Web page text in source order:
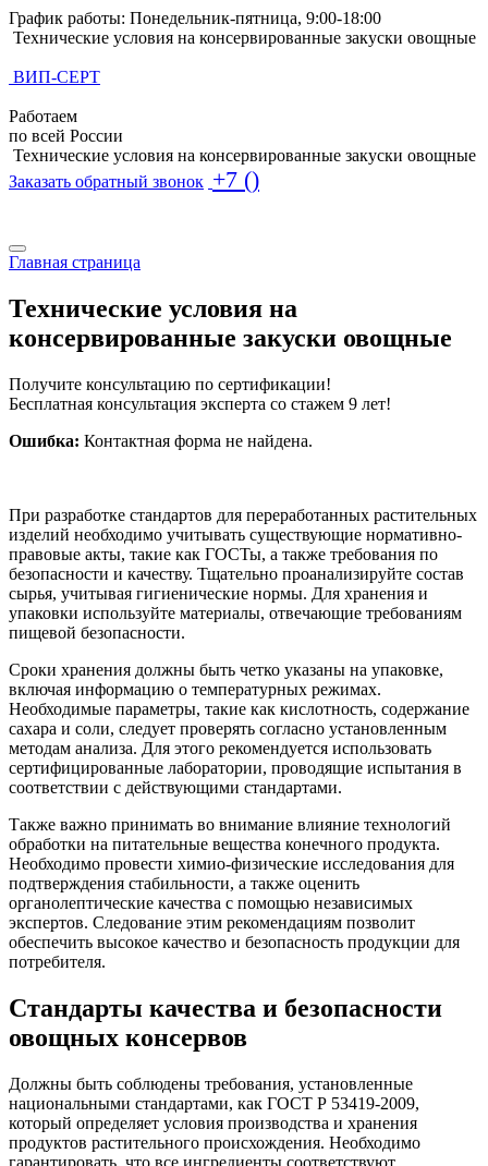
График работы: Понедельник-пятница, 9:00-18:00
Технические условия на консервированные закуски овощные
ВИП-СЕРТ
Работаем
по всей России
Технические условия на консервированные закуски овощные
Заказать обратный звонок +7 ()
Главная страница
Технические условия на
консервированные закуски овощные
Получите консультацию по сертификации!
Бесплатная консультация эксперта со стажем 9 лет!
Ошибка: Контактная форма не найдена.
При разработке стандартов для переработанных растительных
изделий необходимо учитывать существующие нормативно-
правовые акты, такие как ГОСТы, а также требования по
безопасности и качеству. Тщательно проанализируйте состав
сырья, учитывая гигиенические нормы. Для хранения и
упаковки используйте материалы, отвечающие требованиям
пищевой безопасности.
Сроки хранения должны быть четко указаны на упаковке,
включая информацию о температурных режимах.
Необходимые параметры, такие как кислотность, содержание
сахара и соли, следует проверять согласно установленным
методам анализа. Для этого рекомендуется использовать
сертифицированные лаборатории, проводящие испытания в
соответствии с действующими стандартами.
Также важно принимать во внимание влияние технологий
обработки на питательные вещества конечного продукта.
Необходимо провести химио-физические исследования для
подтверждения стабильности, а также оценить
органолептические качества с помощью независимых
экспертов. Следование этим рекомендациям позволит
обеспечить высокое качество и безопасность продукции для
потребителя.
Стандарты качества и безопасности
овощных консервов
Должны быть соблюдены требования, установленные
национальными стандартами, как ГОСТ Р 53419-2009,
который определяет условия производства и хранения
продуктов растительного происхождения. Необходимо
гарантировать, что все ингредиенты соответствуют